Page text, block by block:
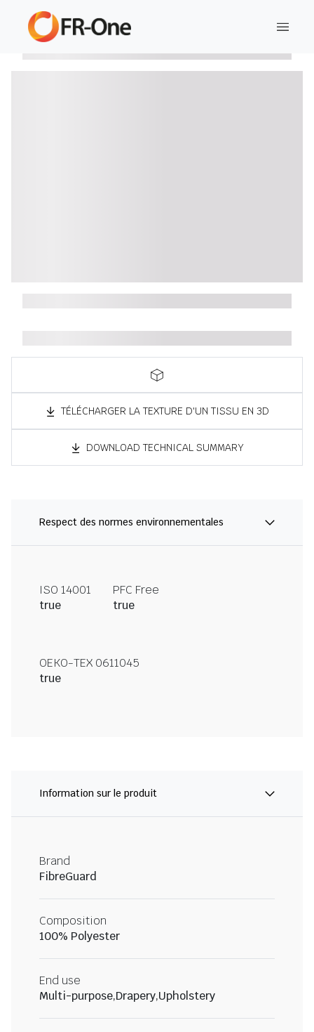
TÉLÉCHARGER LA TEXTURE D'UN TISSU EN 3D
DOWNLOAD TECHNICAL SUMMARY
Respect des normes environnementales
ISO 14001
true
PFC Free
true
OEKO-TEX 0611045
true
Information sur le produit
Brand
FibreGuard
Composition
100% Polyester
End use
Multi-purpose,Drapery,Upholstery